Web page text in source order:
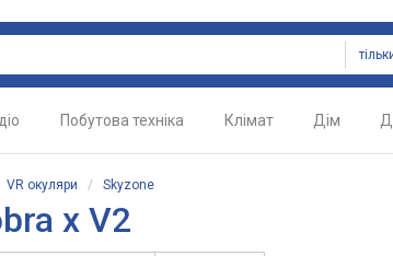
Побутова техніка Клімат Дім
VR окуляри / Skyzone
x V2